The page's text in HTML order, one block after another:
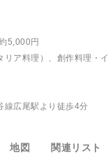
5,000円
リア料理）、創作料理・
線広尾駅より徒歩4分
地図 関連リスト